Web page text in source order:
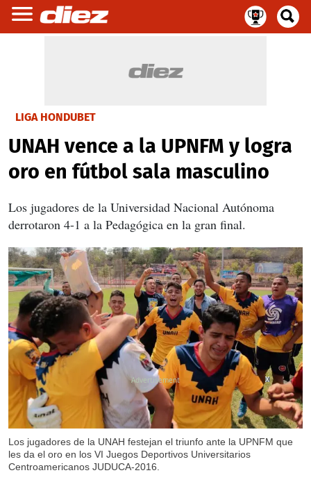
LIGA HONDUBET
UNAH vence a la UPNFM y logra
oro en fútbol sala masculino
Los jugadores de la Universidad Nacional Autónoma
derrotaron 4-1 a la Pedagógica en la gran final.
Los jugadores de la UNAH festejan el triunfo ante la UPNFM que
les da el oro en los VI Juegos Deportivos Universitarios
Centroamericanos JUDUCA-2016.
X
X